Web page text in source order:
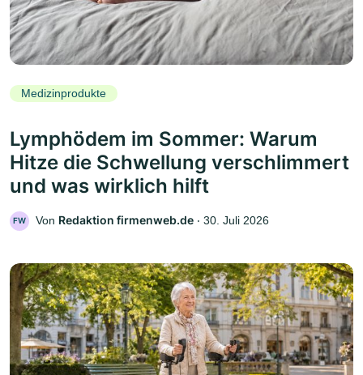
Medizinprodukte
Lymphödem im Sommer: Warum
Hitze die Schwellung verschlimmert
und was wirklich hilft
FW Von Redaktion firmenweb.de ‧ 30. Juli 2026